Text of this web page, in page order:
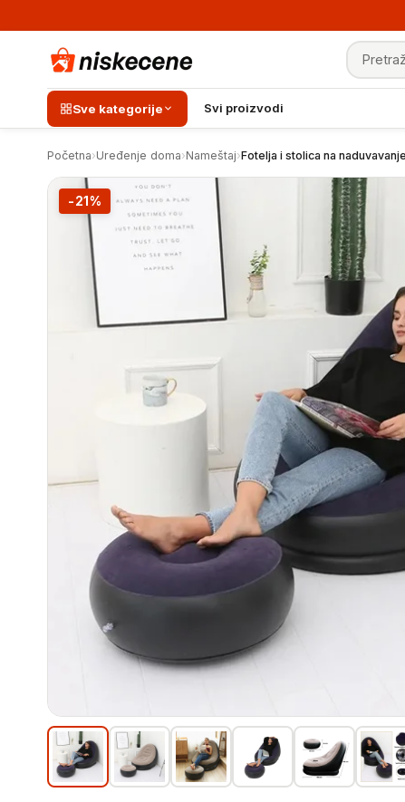
Pretraga
Sve kategorije Svi proizvodi
Početna›Uređenje doma›Nameštaj›Fotelja i stolica na naduvavanje
-21%
Fotelja i stolica na naduvavanje